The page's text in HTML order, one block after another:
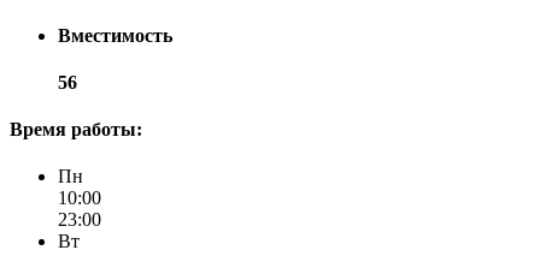
Вместимость
56
Время работы:
Пн
10:00
23:00
Вт